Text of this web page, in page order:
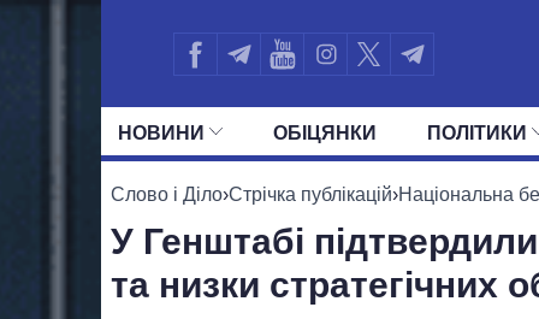
НОВИНИ ОБIЦЯНКИ ПОЛIТИКИ
УСІ ПОЛІТИКИ ПРЕЗИДЕНТ І
Слово і Діло›Стрічка публікацій›Національна
У Генштабі
та низки стратегічних